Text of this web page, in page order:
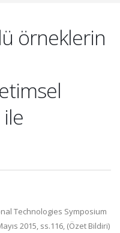
örneklerin
Technologies Symposium
2015, ss.116, (Özet Bildiri)